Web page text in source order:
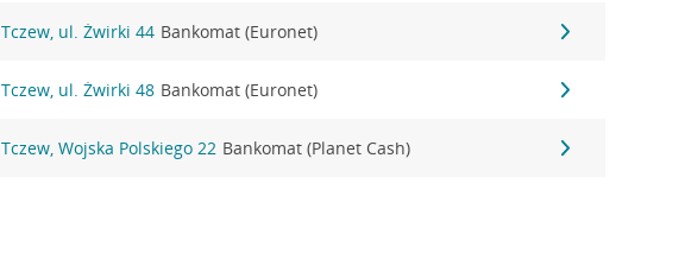
Tczew, ul. Żwirki 44 Bankomat (Euronet)
Tczew, ul. Żwirki 48 Bankomat (Euronet)
Tczew, Wojska Polskiego 22 Bankomat (Planet Cash)